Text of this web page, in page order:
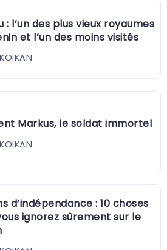
: l’un des plus vieux royaumes
et l’un des moins visités
Markus, le soldat immortel
d’indépendance : 10 choses
ignorez sûrement sur le